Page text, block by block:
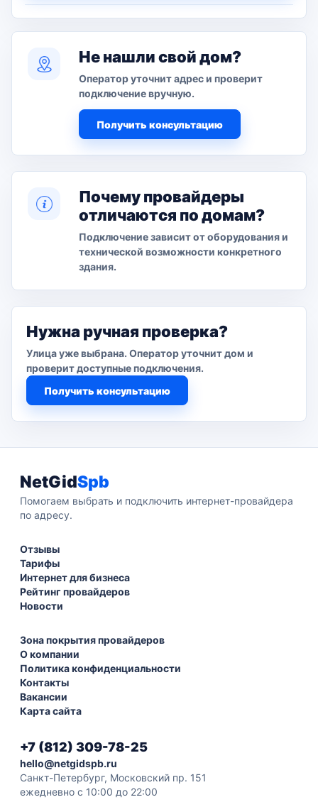
Не нашли свой дом?
Оператор уточнит адрес и проверит
подключение вручную.
Получить консультацию
Почему провайдеры
отличаются по домам?
Подключение зависит от оборудования и
технической возможности конкретного
здания.
Нужна ручная проверка?
Улица уже выбрана. Оператор уточнит дом и
проверит доступные подключения.
Получить консультацию
NetGidSpb
Помогаем выбрать и подключить интернет-провайдера
по адресу.
Отзывы
Тарифы
Интернет для бизнеса
Рейтинг провайдеров
Новости
Зона покрытия провайдеров
О компании
Политика конфиденциальности
Контакты
Вакансии
Карта сайта
+7 (812) 309-78-25
hello@netgidspb.ru
Санкт-Петербург, Московский пр. 151
ежедневно с 10:00 до 22:00